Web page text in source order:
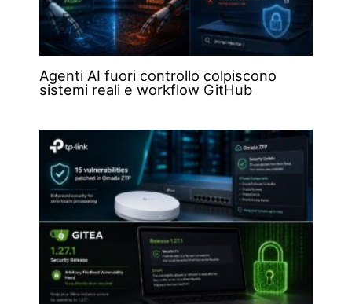
Agenti AI fuori controllo colpiscono
sistemi reali e workflow GitHub